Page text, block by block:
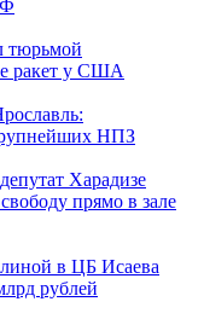
тюрьмой
ракет у США
НПЗ
Харадизе
прямо в зале
в ЦБ Исаева
рублей